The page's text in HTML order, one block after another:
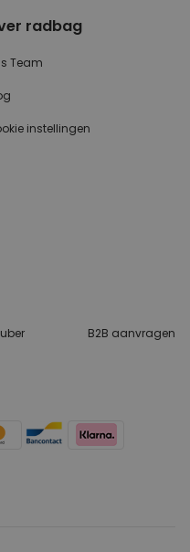
radbag
Team
instellingen
B2B aanvragen